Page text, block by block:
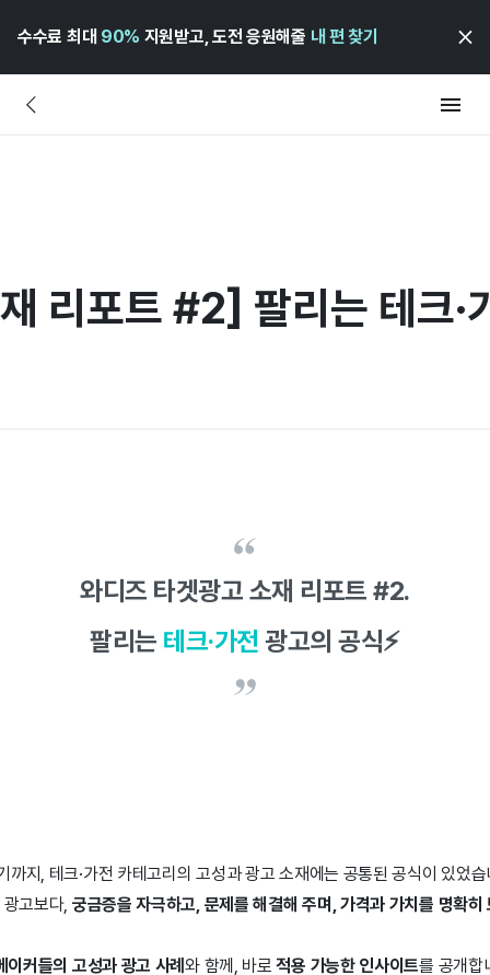
수수료 최대 90% 지원받고, 도전 응원해줄 내 편 찾기
리포트 #2] 팔리는 테크·
와디즈 타겟광고 소재 리포트 #2.
팔리는 테크·가전 광고의 공식⚡
지, 테크·가전 카테고리의 고성과 광고 소재에는 공통된 공식이 있었습
고보다, 궁금증을 자극하고, 문제를 해결해 주며, 가격과 가치를 명확히
이커들의 고성과 광고 사례와 함께, 바로적용 가능한 인사이트를 공개합